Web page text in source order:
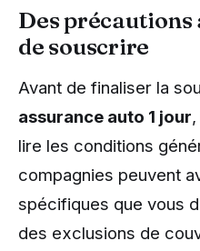
Des
de souscrire
Avant de finaliser la
assurance auto 1 jour
lire les conditions
compagnies peuvent
spécifiques que vous
des exclusions de